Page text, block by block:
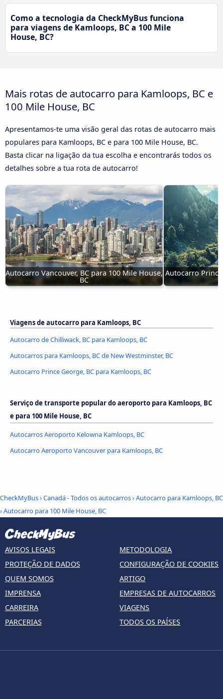
Como a tecnologia da CheckMyBus funciona
para viagens de Kamloops, BC a 100 Mile
House, BC?
Mais rotas de autocarro para Kamloops, BC e
100 Mile House, BC
Apresentamos-te uma visão geral das rotas de autocarro mais
populares para Kamloops, BC e para 100 Mile House, BC.
Basta clicar na ligação da tua escolha e encontrarás todos os
detalhes sobre a tua rota de autocarro!
Autocarro Vancouver, BC para 100 Mile House,
BC
Autocarro
Viagens de autocarro para Kamloops, BC
Autocarro de Chilliwack, BC para Kamloops, BC
Autocarros para Kamloops, BC de New Westminster, BC
Autocarro Prince George, BC para Kamloops, BC
Serviço de transporte popular do aeroporto para Kamloops, BC
e para 100 Mile House, BC
Autocarros Aeroporto Kelowna Kamloops, BC
Autocarro Aeroporto Vancouver para Kamloops, BC
CheckMyBus›Canadá - Todos os autocarros›Autocarro para Kamloops, BC
›Autocarro para 100 Mile House, BC
AVISOS LEGAIS
PROTEÇÃO DE DADOS
QUEM SOMOS
IMPRENSA
CARREIRA
PARCERIAS
METODOLOGIA
CONFIGURAÇÃO DE COOKIES
ARTIGO
EMPRESAS DE AUTOCARROS
VIAGENS
TODOS OS PAÍSES